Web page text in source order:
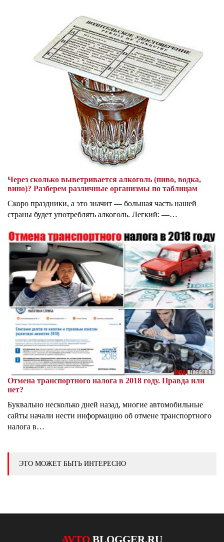
Через сколько выветривается алкоголь (пиво, водка,
вино)? Разберем различные организмы по таблицам
Скоро праздники, а это значит — большая часть нашей
страны будет употреблять алкоголь. Легкий: —…
Отмена транспортного налога в 2018 году. Правда или
нет?
Буквально несколько дней назад, многие автомобильные
сайты начали нести информацию об отмене транспортного
налога в…
ЭТО МОЖЕТ БЫТЬ ИНТЕРЕСНО